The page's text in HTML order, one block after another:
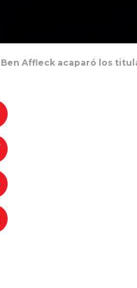
Ben Affleck acaparó los